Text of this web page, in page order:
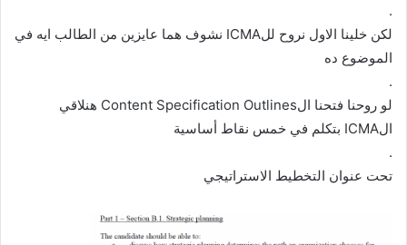
.
لكن خلينا الاول نروح للICMA نشوف هما عايزين من الطالب ايه في
الموضوع ده
.
لو روحنا فتحنا الContent Specification Outlines هنلاقي
الICMA بتكلم في خمس نقاط أساسية
.
تحت عنوان التخطيط الاستراتيجي